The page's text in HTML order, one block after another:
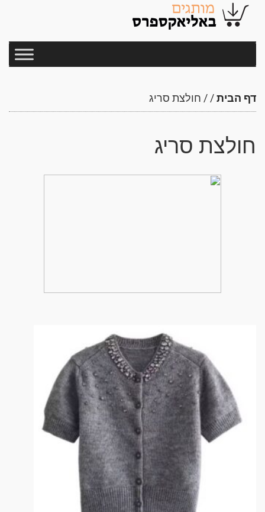
דף הבית/
/ חולצת סריג
חולצת סריג